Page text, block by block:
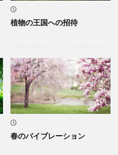
植物の王国への招待
春のバイブレーション